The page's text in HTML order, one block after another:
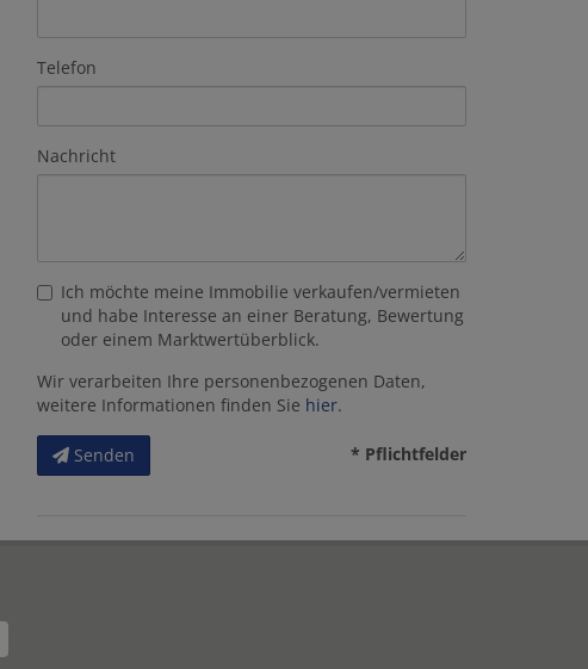
Telefon
Nachricht
Ich möchte meine Immobilie verkaufen/vermieten
und habe Interesse an einer Beratung, Bewertung
oder einem Marktwertüberblick.
Wir verarbeiten Ihre personenbezogenen Daten,
weitere Informationen finden Sie hier.
Senden * Pflichtfelder